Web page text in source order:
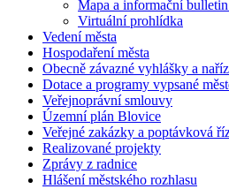
Mapa a informační bulletin
Virtuální prohlídka
Vedení města
Hospodaření města
Obecně závazné vyhlášky a
Dotace a programy vypsané
Veřejnoprávní smlouvy
Územní plán Blovice
Veřejné zakázky a poptávková
Realizované projekty
Zprávy z radnice
Hlášení městského rozhlasu